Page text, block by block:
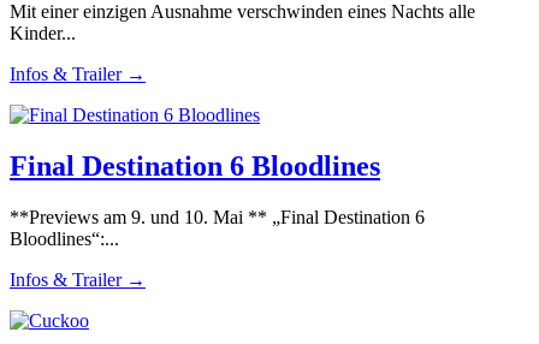
Mit einer einzigen Ausnahme verschwinden eines Nachts alle
Kinder...
Infos & Trailer →
Final Destination 6 Bloodlines
**Previews am 9. und 10. Mai ** „Final Destination 6
Bloodlines“:...
Infos & Trailer →